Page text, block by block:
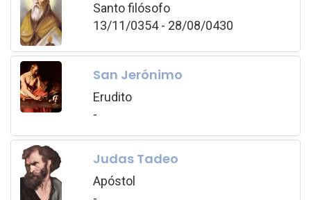
Santo filósofo
13/11/0354 - 28/08/0430
San Jerónimo
Erudito
-
Judas Tadeo
Apóstol